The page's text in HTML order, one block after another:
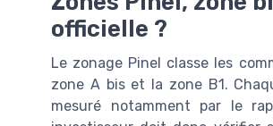
officielle ?
Le zonage Pinel classe les
zone A bis et la zone B1.
mesuré notamment par le